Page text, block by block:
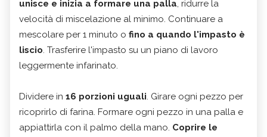
unisce e inizia a formare una palla, ridurre la
velocità di miscelazione al minimo. Continuare a
mescolare per 1 minuto o fino a quando l'impasto è
liscio. Trasferire l'impasto su un piano di lavoro
leggermente infarinato.
Dividere in 16 porzioni uguali. Girare ogni pezzo per
ricoprirlo di farina. Formare ogni pezzo in una palla e
appiattirla con il palmo della mano. Coprire le